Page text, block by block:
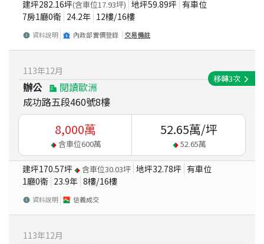
建坪282.16坪(含車位17.93坪) 地坪59.89坪 有車位
7房1廳0衛 24.2年 12樓/16樓
資料說明 內政部實價登錄 交易備註
113年12月
辦公
閱讀歐洲
成功路五段460號8樓
移轉3次
8,000萬
含車位600萬
52.65萬/坪
52.65萬
建坪170.57坪 含車位30.03坪 地坪32.78坪 有車位
1廳0衛 23.9年 8樓/16樓
資料說明 信義成交
113年12月